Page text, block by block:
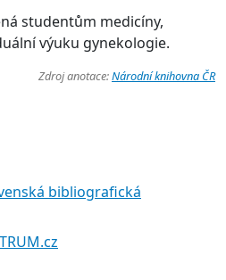
studentům medicíny,
výuku gynekologie.
Zdroj anotace:Národní knihovna ČR
bibliografická